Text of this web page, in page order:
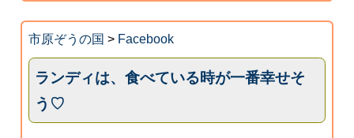
市原ぞうの国 > Facebook
ランディは、食べている時が一番幸せそ
う♡